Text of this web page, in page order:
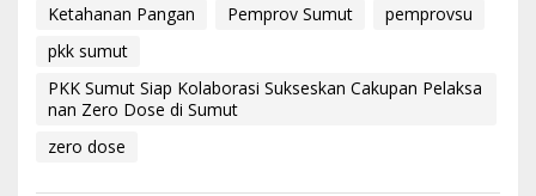
Ketahanan Pangan Pemprov Sumut
pemprovsu
pkk sumut
PKK Sumut Siap Kolaborasi Sukseskan Cakupan Pelaksa
nan Zero Dose di Sumut
zero dose